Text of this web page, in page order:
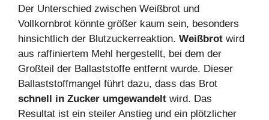
Der Unterschied zwischen Weißbrot und
Vollkornbrot könnte größer kaum sein, besonders
hinsichtlich der Blutzuckerreaktion. Weißbrot wird
aus raffiniertem Mehl hergestellt, bei dem der
Großteil der Ballaststoffe entfernt wurde. Dieser
Ballaststoffmangel führt dazu, dass das Brot
schnell in Zucker umgewandelt wird. Das
Resultat ist ein steiler Anstieg und ein plötzlicher